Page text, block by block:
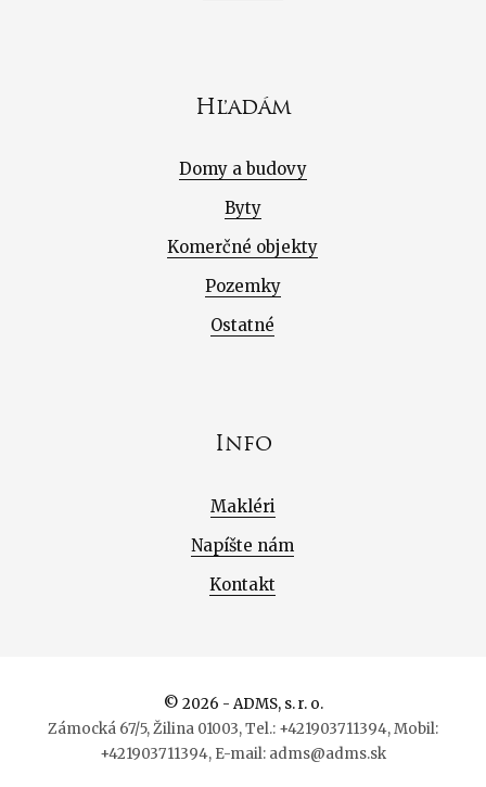
Hľadám
Domy a budovy
Byty
Komerčné objekty
Pozemky
Ostatné
Info
Makléri
Napíšte nám
Kontakt
© 2026 - ADMS, s. r. o.
Zámocká 67/5, Žilina 01003, Tel.: +421903711394, Mobil:
+421903711394, E-mail: adms@adms.sk